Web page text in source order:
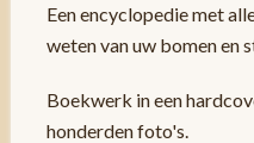
Een encyclopedie met
weten van uw bomen en
Boekwerk in een
honderden foto's.